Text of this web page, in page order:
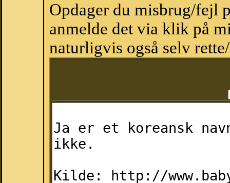
Opdager du misbrug/fejl
anmelde det via klik på
naturligvis også selv